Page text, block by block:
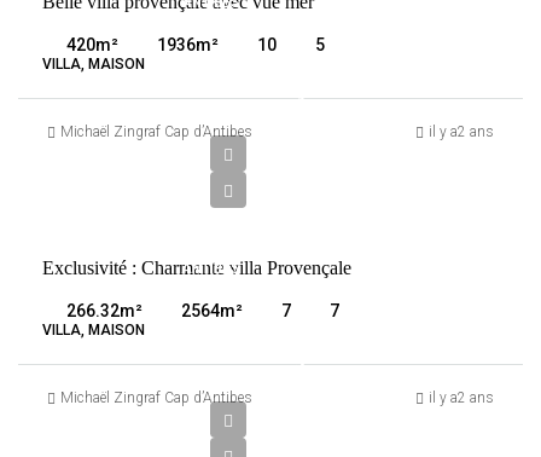
420m² 1936m² 10 5
VILLA, MAISON
Michaël Zingraf Cap d’Antibes il y a2 ans
ANTIBES
4
Exclusivité : Charmante villa Provençale
266.32m² 2564m² 7 7
VILLA, MAISON
Michaël Zingraf Cap d’Antibes il y a2 ans
3